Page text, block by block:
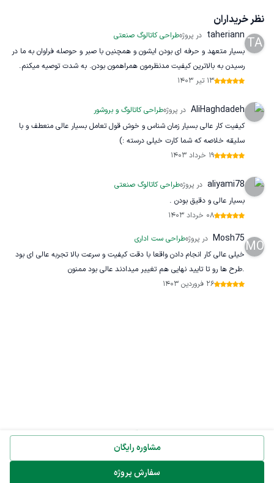
مشاوره رایگان
سفارش پروژه
نظر خریداران
TA
taheriann در پروژهطراحی کاتالوگ صنعتی
بسیار متعهد و حرفه ای بودن ایشون و همچنین با صبر و حوصله فراوان به ما در
رسیدن به بالاترین کیفیت مدنظرمون همراهمون بودن. به شدت توصیه میکنم.
13 تیر 1403
AliHaghdadeh در پروژهطراحی کاتالوگ و بروشور
کیفیت کار عالی بسیار زمان شناس و خوش قول تعامل بسیار عالی منعطف و با
سلیقه خلاصه که شما کارت خیلی درسته :)
19 خرداد 1403
aliyami78 در پروژهطراحی کاتالوگ صنعتی
بسیار عالی و دقیق بودن .
08 خرداد 1403
MO
Mosh75 در پروژهطراحی ست اداری
خیلی عالی کار انجام دادن واقعا با دقت کیفیت و سرعت بالا تجربه عالی ای بود
.طرح ها رو تا تایید نهایی هم تغییر میدادند عالی بود ممنون
26 فروردین 1403